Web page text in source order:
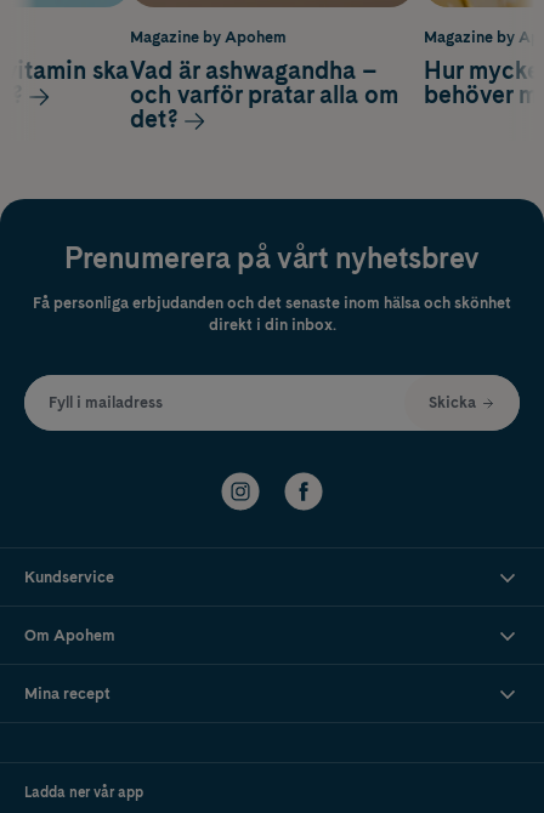
Magazine by
Hur
behöver
ska
Magazine by Apohem
Vad är ashwagandha –
och varför pratar alla om
det?
Prenumerera på vårt nyhetsbrev
Få personliga erbjudanden och det senaste inom hälsa och skönhet
direkt i din inbox.
Fyll i mailadress Skicka
Kundservice
Om Apohem
Mina recept
Ladda ner vår app